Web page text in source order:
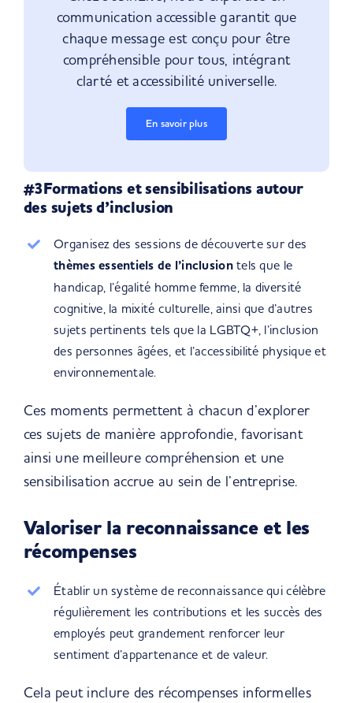
communication accessible garantit que
chaque message est conçu pour être
compréhensible pour tous, intégrant
clarté et accessibilité universelle.
En savoir plus
#3Formations et sensibilisations autour
des sujets d’inclusion
Organisez des sessions de découverte sur des
thèmes essentiels de l’inclusiontels que le
handicap, l’égalité homme femme, la diversité
cognitive, la mixité culturelle, ainsi que d’autres
sujets pertinents tels que la LGBTQ+, l’inclusion
des personnes âgées, et l’accessibilité physique et
environnementale.
Ces moments permettent à chacun d’explorer
ces sujets de manière approfondie, favorisant
ainsi une meilleure compréhension et une
sensibilisation accrue au sein de l’entreprise.
Valoriser la reconnaissance et les
récompenses
Établir un système de reconnaissance qui célèbre
régulièrement les contributions et les succès des
employés peut grandement renforcer leur
sentiment d’appartenance et de valeur.
Cela peut inclure des récompenses informelles